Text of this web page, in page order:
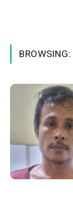
BROWSING: